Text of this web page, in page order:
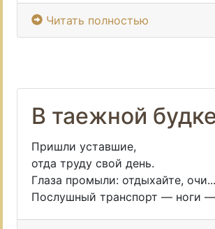
Читать полностью
В таежной
Пришли уставшие,
отда труду свой день.
Глаза промыли: отдыхайте, очи...
Послушный транспорт — ноги